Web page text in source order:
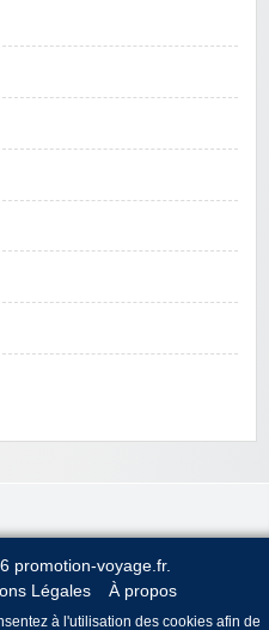
promotion-voyage.fr.
Légales À propos
à l'utilisation des cookies afin de